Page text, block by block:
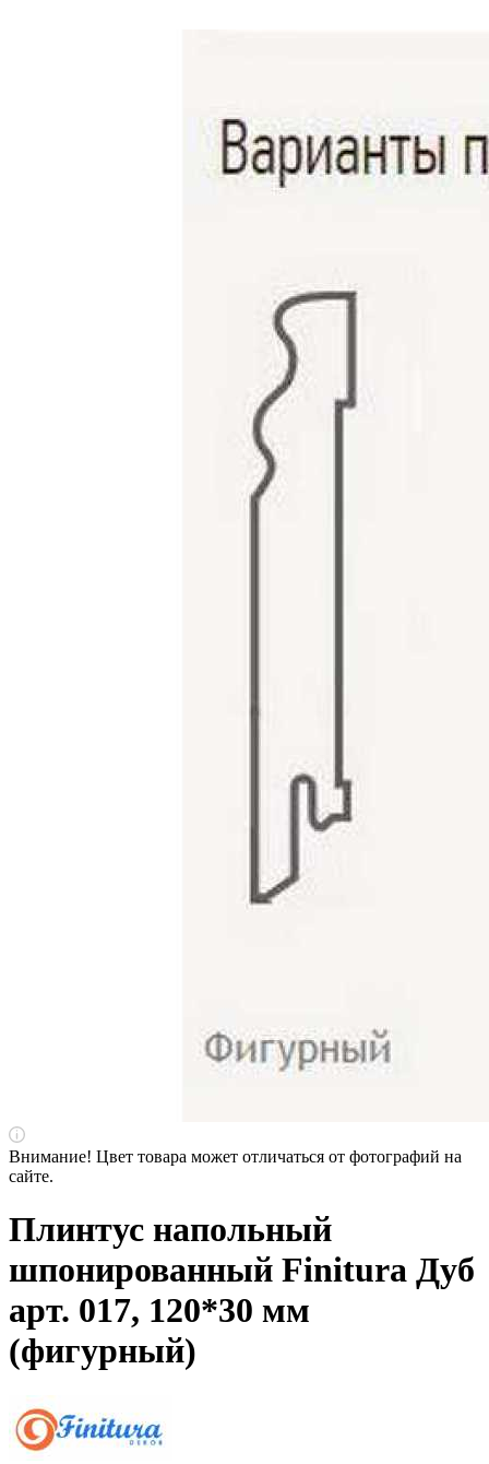
Внимание! Цвет товара может отличаться от фотографий на
сайте.
Плинтус напольный
шпонированный Finitura Дуб
арт. 017, 120*30 мм
(фигурный)